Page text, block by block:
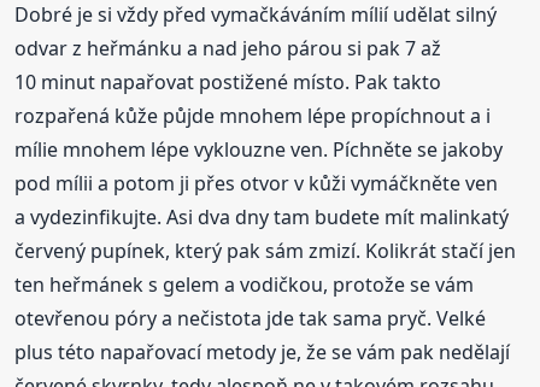
Dobré je si vždy před vymačkáváním mílií udělat silný
odvar z heřmánku a nad jeho párou si pak 7 až
10 minut napařovat postižené místo. Pak takto
rozpařená kůže půjde mnohem lépe propíchnout a i
mílie mnohem lépe vyklouzne ven. Píchněte se jakoby
pod mílii a potom ji přes otvor v kůži vymáčkněte ven
a vydezinfikujte. Asi dva dny tam budete mít malinkatý
červený pupínek, který pak sám zmizí. Kolikrát stačí jen
ten heřmánek s gelem a vodičkou, protože se vám
otevřenou póry a nečistota jde tak sama pryč. Velké
plus této napařovací metody je, že se vám pak nedělají